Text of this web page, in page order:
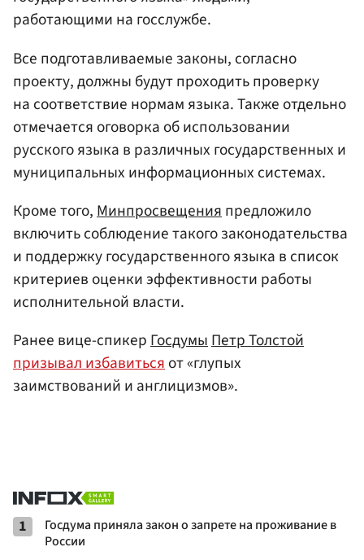
работающими на госслужбе.
Все подготавливаемые законы, согласно
проекту, должны будут проходить проверку
на соответствие нормам языка. Также отдельно
отмечается оговорка об использовании
русского языка в различных государственных и
муниципальных информационных системах.
Кроме того,Минпросвещенияпредложило
включить соблюдение такого законодательства
и поддержку государственного языка в список
критериев оценки эффективности работы
исполнительной власти.
Ранее вице-спикерГосдумыПетр Толстой
призывал избавитьсяот «глупых
заимствований и англицизмов».
1
Госдума приняла закон о запрете на проживание в
России